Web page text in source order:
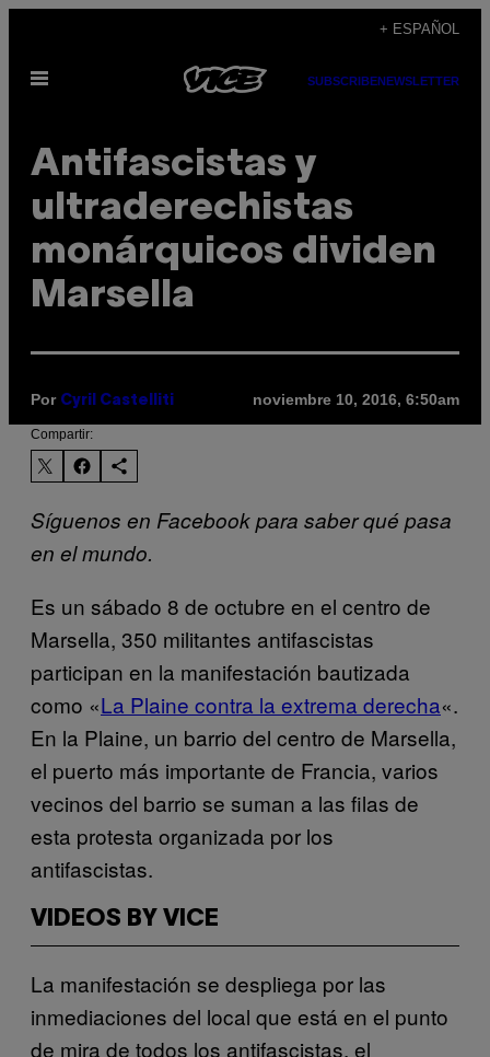
contenido
+ ESPAÑOL
Abrir
SUBSCRIBENEWSLETTER
Antifascistas y
ultraderechistas
monárquicos dividen
Marsella
Por Cyril Castelliti noviembre 10, 2016, 6:50am
Compartir:
Síguenos en Facebook para saber qué pasa
en el mundo.
Es un sábado 8 de octubre en el centro de
Marsella, 350 militantes antifascistas
participan en la manifestación bautizada
como «La Plaine contra la extrema derecha«.
En la Plaine, un barrio del centro de Marsella,
el puerto más importante de Francia, varios
vecinos del barrio se suman a las filas de
esta protesta organizada por los
antifascistas.
VIDEOS BY VICE
La manifestación se despliega por las
inmediaciones del local que está en el punto
de mira de todos los antifascistas, el